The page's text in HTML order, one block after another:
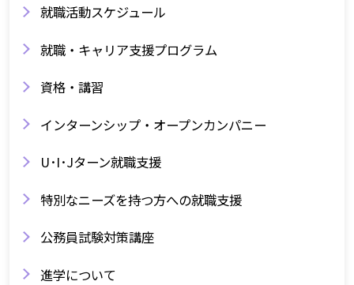
就職活動スケジュール
就職・キャリア支援プログラム
資格・講習
インターンシップ・オープンカンパニー
U･I･Jターン就職支援
特別なニーズを持つ方への就職支援
公務員試験対策講座
進学について